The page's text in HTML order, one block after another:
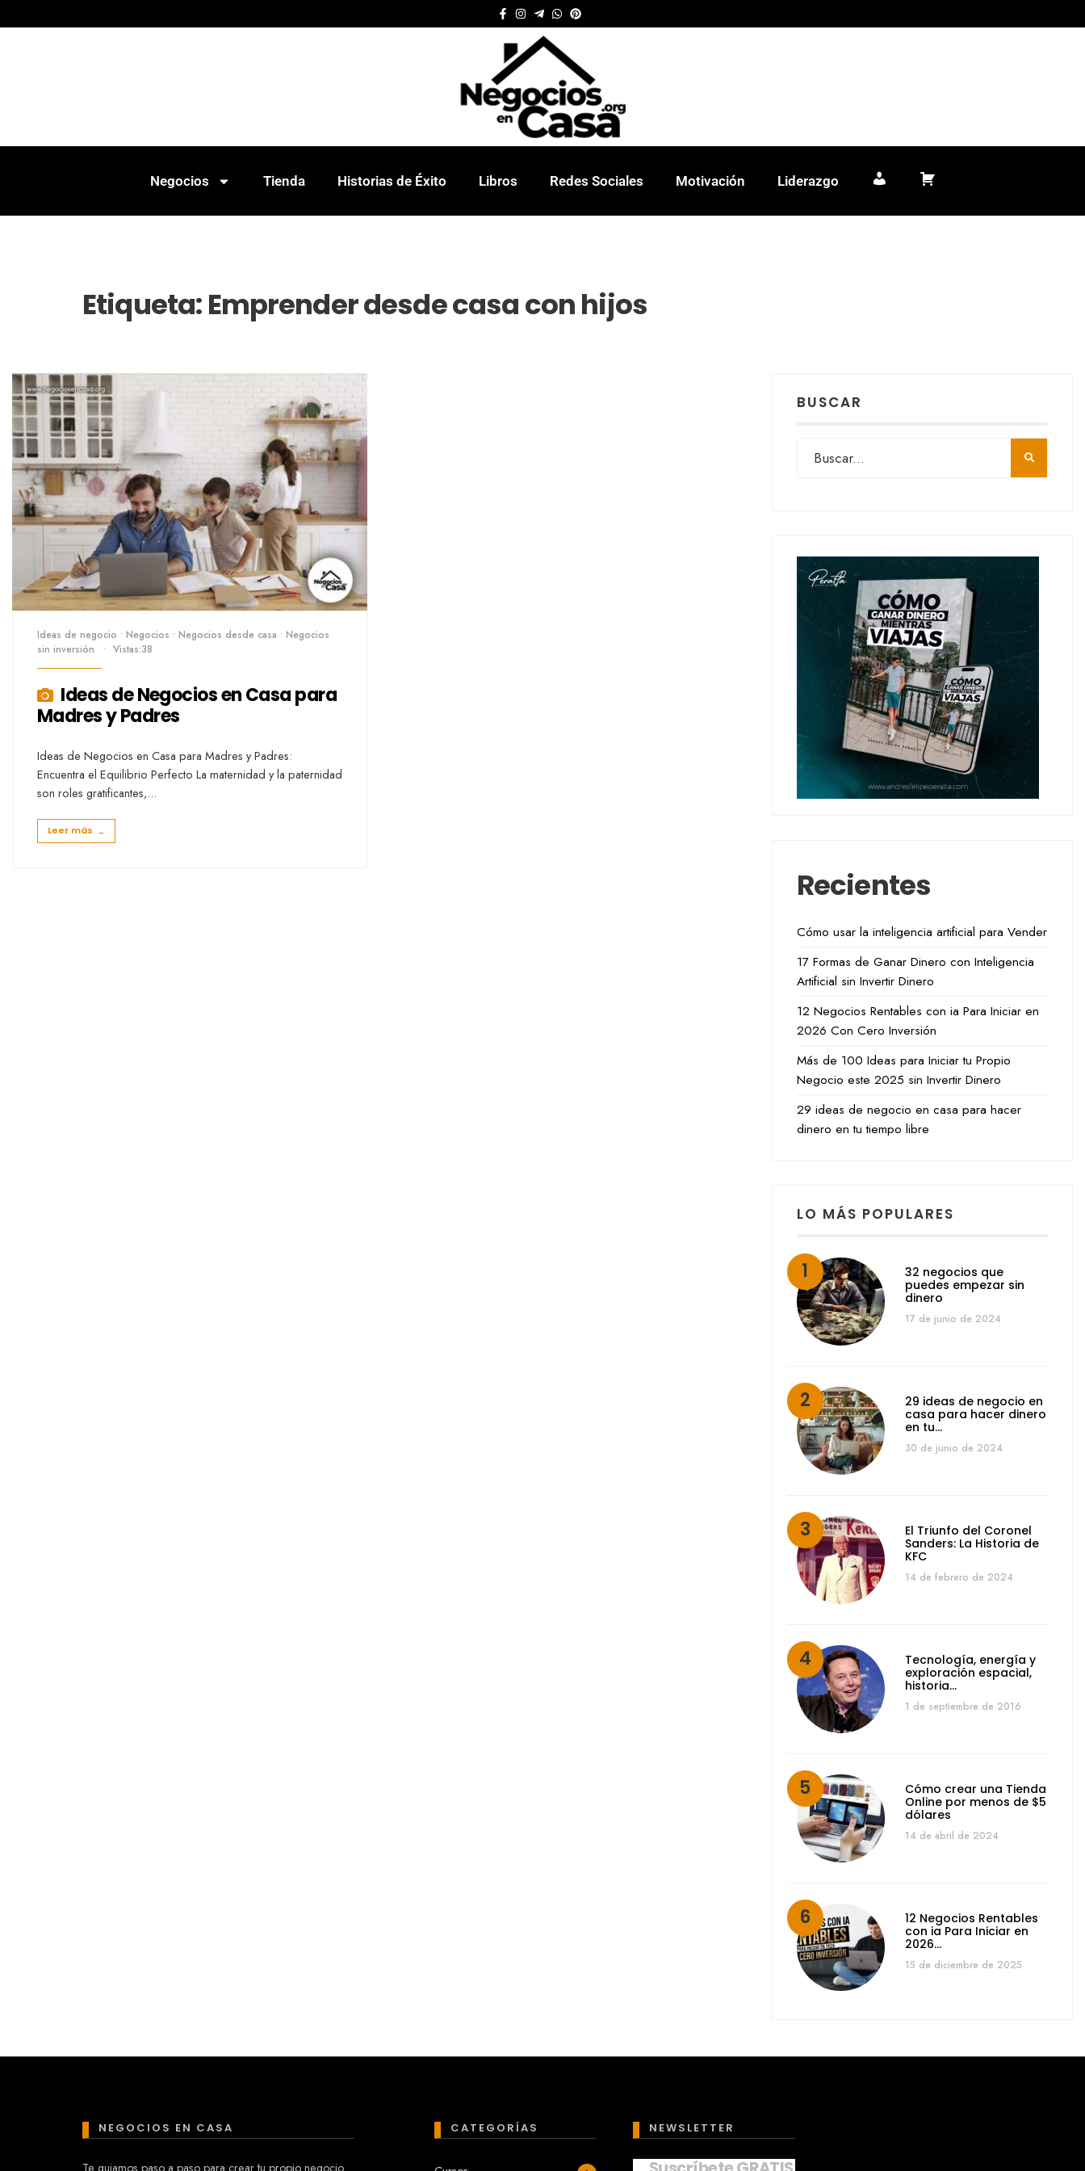
Negocios Tienda Historias de Éxito Libros Redes Sociales Motivación Liderazgo Mi cuentaCarrito
Etiqueta:Emprender desde casa con hijos
Ideas de negocio • Negocios • Negocios desde casa • Negocios
sin inversión
• Vistas:38
Ideas de Negocios en Casa para
Madres y Padres
Ideas de Negocios en Casa para Madres y Padres:
Encuentra el Equilibrio Perfecto La maternidad y la paternidad
son roles gratificantes,...
Leer más →
BUSCAR
Recientes
Cómo usar la inteligencia artificial para Vender
17 Formas de Ganar Dinero con Inteligencia
Artificial sin Invertir Dinero
12 Negocios Rentables con ia Para Iniciar en
2026 Con Cero Inversión
Más de 100 Ideas para Iniciar tu Propio
Negocio este 2025 sin Invertir Dinero
29 ideas de negocio en casa para hacer
dinero en tu tiempo libre
LO MÁS POPULARES
32 negocios que
puedes empezar sin
dinero
17 de junio de 2024
29 ideas de negocio en
casa para hacer dinero
en tu…
30 de junio de 2024
El Triunfo del Coronel
Sanders: La Historia de
KFC
14 de febrero de 2024
Tecnología, energía y
exploración espacial,
historia…
1 de septiembre de 2016
Cómo crear una Tienda
Online por menos de $5
dólares
14 de abril de 2024
12 Negocios Rentables
con ia Para Iniciar en
2026…
15 de diciembre de 2025
NEGOCIOS EN CASA CATEGORÍAS NEWSLETTER